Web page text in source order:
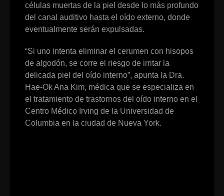
células muertas de la piel desde lo más profundo
del canal auditivo hasta el oído externo, donde
eventualmente serán expulsadas.
“Si uno intenta eliminar el cerumen con hisopos
de algodón, se corre el riesgo de irritar la
delicada piel del oído interno”, apunta la Dra.
Hae-Ok Ana Kim, médica que se especializa en
el tratamiento de trastornos del oído interno en el
Centro Médico Irving de la Universidad de
Columbia en la ciudad de Nueva York.